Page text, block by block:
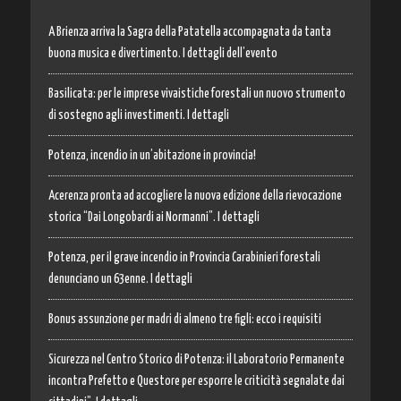
A Brienza arriva la Sagra della Patatella accompagnata da tanta
buona musica e divertimento. I dettagli dell’evento
Basilicata: per le imprese vivaistiche forestali un nuovo strumento
di sostegno agli investimenti. I dettagli
Potenza, incendio in un’abitazione in provincia!
Acerenza pronta ad accogliere la nuova edizione della rievocazione
storica “Dai Longobardi ai Normanni”. I dettagli
Potenza, per il grave incendio in Provincia Carabinieri forestali
denunciano un 63enne. I dettagli
Bonus assunzione per madri di almeno tre figli: ecco i requisiti
Sicurezza nel Centro Storico di Potenza: il Laboratorio Permanente
incontra Prefetto e Questore per esporre le criticità segnalate dai